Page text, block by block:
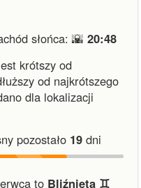
słońca: 🌇 20:48
krótszy od
od najkrótszego
dla lokalizacji
pozostało 19 dni
to Bliźnięta ♊︎